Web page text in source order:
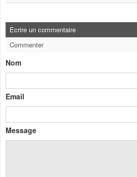
Ecrire un commentaire
Commenter
Nom
Email
Message